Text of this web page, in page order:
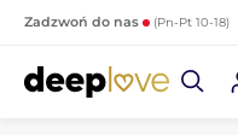
Zadzwoń do nas (Pn-Pt 10-18)